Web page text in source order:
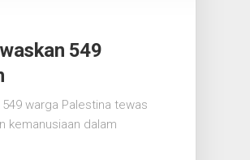
549
warga Palestina tewas
kemanusiaan dalam